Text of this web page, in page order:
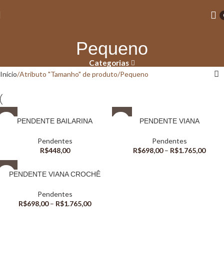
Pequeno
Categorias
Início Atributo "Tamanho" de produto Pequeno
PENDENTE BAILARINA
Pendentes
R$448,00
PENDENTE VIANA
Pendentes
R$698,00 – R$1.765,00
PENDENTE VIANA CROCHÊ
Pendentes
R$698,00 – R$1.765,00